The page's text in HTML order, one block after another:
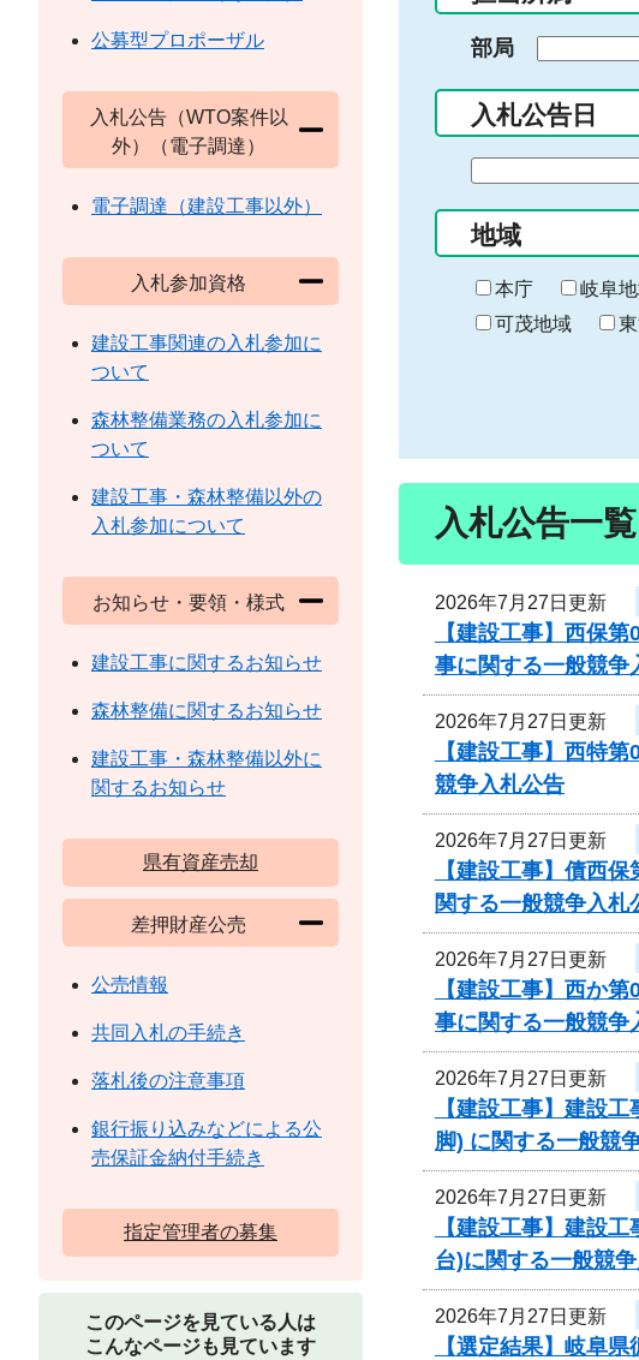
部局
入札公告日
の
始
ま
り
地域
本庁 岐阜地
可茂地域
入札公告一覧
2026年7月27日更新
【建設工事】西保
事に関する一般競争
2026年7月27日更新
【建設工事】西特
競争入札公告
2026年7月27日更新
【建設工事】債西
関する一般競争入札
2026年7月27日更新
【建設工事】西か
事に関する一般競争
2026年7月27日更新
【建設工事】建設
脚) に関する一般競
2026年7月27日更新
【建設工事】建設
台)に関する一般競
2026年7月27日更新
【選定結果】岐阜
公募型プロポーザル
入札公告（WTO案件以
外）（電子調達）
電子調達（建設工事以外）
入札参加資格
建設工事関連の入札参加に
ついて
森林整備業務の入札参加に
ついて
建設工事・森林整備以外の
入札参加について
お知らせ・要領・様式
建設工事に関するお知らせ
森林整備に関するお知らせ
建設工事・森林整備以外に
関するお知らせ
県有資産売却
差押財産公売
公売情報
共同入札の手続き
落札後の注意事項
銀行振り込みなどによる公
売保証金納付手続き
指定管理者の募集
このページを見ている人は
こんなページも見ています